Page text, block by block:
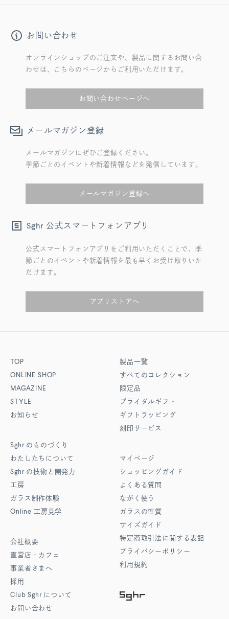
お問い合わせ
オンラインショップのご注文や、製品に関するお問い合
わせは、こちらのページからご利用いただけます。
お問い合わせページへ
メールマガジン登録
メールマガジンにぜひご登録ください。
季節ごとのイベントや新着情報などを発信しています。
メールマガジン登録へ
Sghr 公式スマートフォンアプリ
公式スマートフォンアプリをご利用いただくことで、季
節ごとのイベントや新着情報を最も早くお受け取りいた
だけます。
アプリストアへ
TOP
ONLINE SHOP
MAGAZINE
STYLE
お知らせ
Sghr のものづくり
わたしたちについて
Sghr の技術と開発力
工房
ガラス制作体験
Online 工房見学
会社概要
直営店・カフェ
事業者さまへ
採用
Club Sghr について
お問い合わせ
製品一覧
すべてのコレクション
限定品
ブライダルギフト
ギフトラッピング
刻印サービス
マイページ
ショッピングガイド
よくある質問
ながく使う
ガラスの性質
サイズガイド
特定商取引法に関する表記
プライバシーポリシー
利用規約